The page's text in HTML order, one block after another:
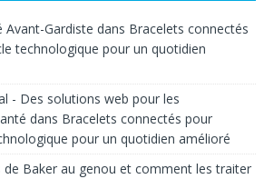
Avant-Gardiste dans Bracelets connectés
technologique pour un quotidien
- Des solutions web pour les
dans Bracelets connectés pour
pour un quotidien amélioré
de Baker au genou et comment les traiter